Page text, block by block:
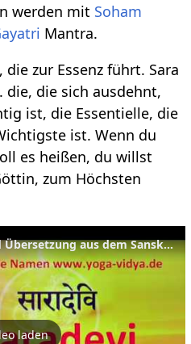
werden mit Soham
Mantra.
zur Essenz führt. Sara
die, die sich ausdehnt,
ist, die Essentielle, die
ist. Wenn du
es heißen, du willst
zum Höchsten
Saradevi - Bedeutung und Übersetzung aus dem Sanskrit dieses spirituellen Namens
laden